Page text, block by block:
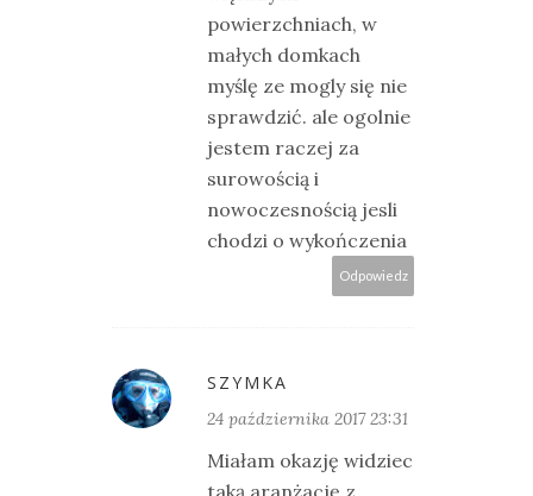
powierzchniach, w
małych domkach
myślę ze mogly się nie
sprawdzić. ale ogolnie
jestem raczej za
surowością i
nowoczesnością jesli
chodzi o wykończenia
Odpowiedz
SZYMKA
24 października 2017 23:31
Miałam okazję widziec
taką aranżację z